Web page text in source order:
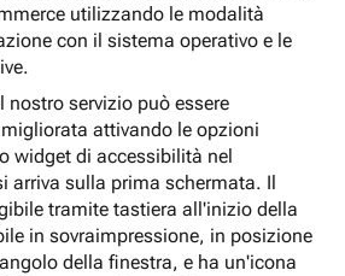
utilizzando le modalità
con il sistema operativo e le
nostro servizio può essere
attivando le opzioni
widget di accessibilità nel
arriva sulla prima schermata. Il
tramite tastiera all'inizio della
in sovraimpressione, in posizione
della finestra, e ha un'icona